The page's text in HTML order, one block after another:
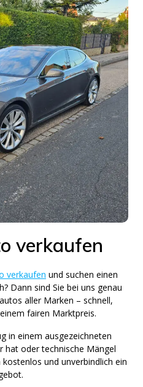
verkaufen
verkaufen und suchen einen
Dann sind Sie bei uns genau
aller Marken – schnell,
fairen Marktpreis.
in einem ausgezeichneten
hat oder technische Mängel
und unverbindlich ein